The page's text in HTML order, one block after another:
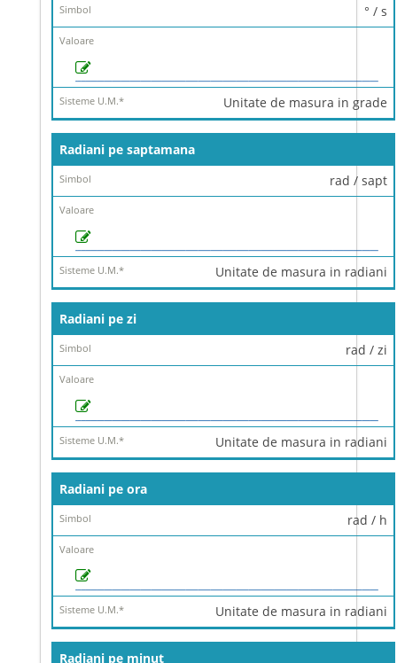
° / s
Unitate de masura in grade
Radiani pe saptamana
rad / sapt
Unitate de masura in radiani
Radiani pe zi
rad / zi
Unitate de masura in radiani
Radiani pe ora
rad / h
Unitate de masura in radiani
Radiani pe minut